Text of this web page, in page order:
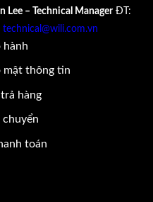
Lee – Technical Manager ĐT:
technical@wili.com.vn
hành
mật thông tin
hàng
chuyển
toán